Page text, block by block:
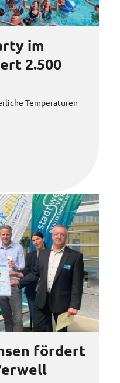
im
2.500
Temperaturen
fördert